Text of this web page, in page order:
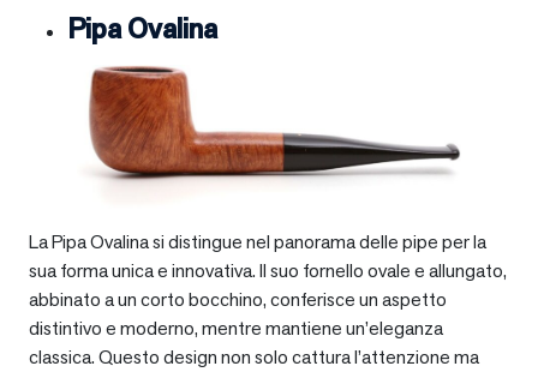
Pipa Ovalina
La Pipa Ovalina si distingue nel panorama delle pipe per la
sua forma unica e innovativa. Il suo fornello ovale e allungato,
abbinato a un corto bocchino, conferisce un aspetto
distintivo e moderno, mentre mantiene un’eleganza
classica. Questo design non solo cattura l’attenzione ma